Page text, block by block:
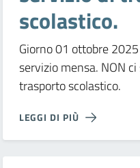
scolastico.
Giorno 01 ottobre
servizio mensa. NON
trasporto scolastico.
LEGGI DI PIÙ